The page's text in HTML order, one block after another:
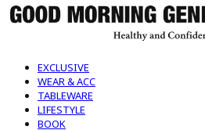
EXCLUSIVE
WEAR & ACC
TABLEWARE
LIFESTYLE
BOOK